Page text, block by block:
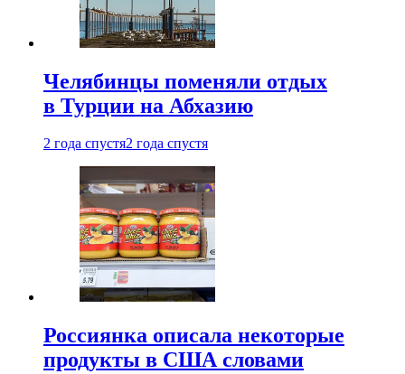
Челябинцы поменяли отдых
в Турции на Абхазию
2 года спустя2 года спустя
Россиянка описала некоторые
продукты в США словами